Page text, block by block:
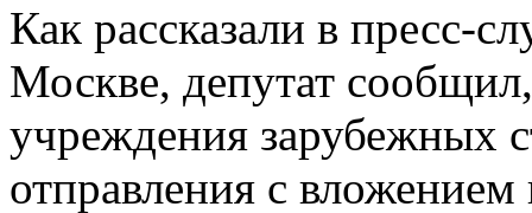
Как рассказали в пресс-
Москве, депутат
учреждения зарубежных
отправления с